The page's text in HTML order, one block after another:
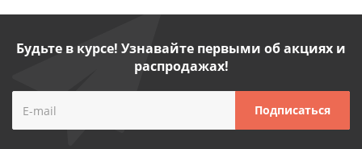
Будьте в курсе! Узнавайте первыми об акциях и
распродажах!